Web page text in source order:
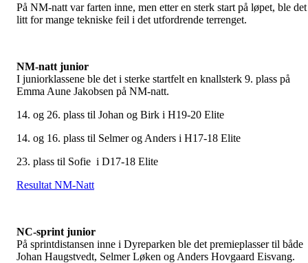
På NM-natt var farten inne, men etter en sterk start på løpet, ble det
litt for mange tekniske feil i det utfordrende terrenget.
NM-natt junior
I juniorklassene ble det i sterke startfelt en knallsterk 9. plass på
Emma Aune Jakobsen på NM-natt.
14. og 26. plass til Johan og Birk i H19-20 Elite
14. og 16. plass til Selmer og Anders i H17-18 Elite
23. plass til Sofie i D17-18 Elite
Resultat NM-Natt
NC-sprint junior
På sprintdistansen inne i Dyreparken ble det premieplasser til både
Johan Haugstvedt, Selmer Løken og Anders Hovgaard Eisvang.